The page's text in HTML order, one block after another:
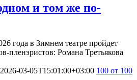
и том же по-
года в Зимнем театре пройдет
пленэристов: Романа Третьякова
2026-03-05T15:01:00+03:00 100 от 100